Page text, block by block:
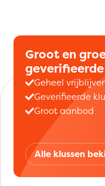
Groot en
Geheel
Geverifieerde
Groot aanbod
Alle klussen